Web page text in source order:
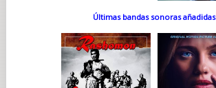
Últimas bandas sonoras añadidas